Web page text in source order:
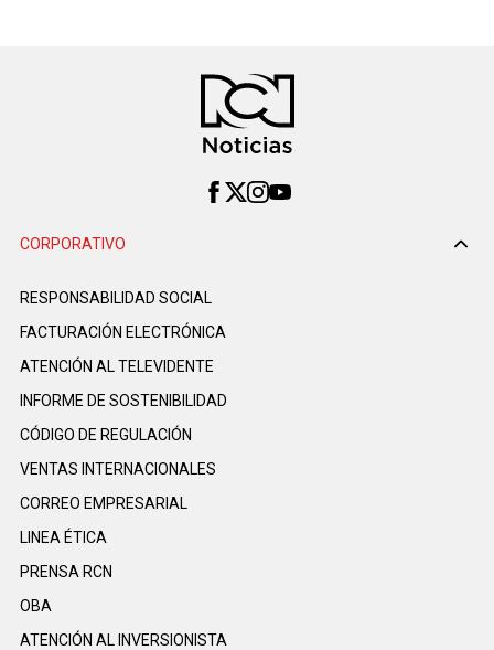
CORPORATIVO
RESPONSABILIDAD SOCIAL
FACTURACIÓN ELECTRÓNICA
ATENCIÓN AL TELEVIDENTE
INFORME DE SOSTENIBILIDAD
CÓDIGO DE REGULACIÓN
VENTAS INTERNACIONALES
CORREO EMPRESARIAL
LINEA ÉTICA
PRENSA RCN
OBA
ATENCIÓN AL INVERSIONISTA